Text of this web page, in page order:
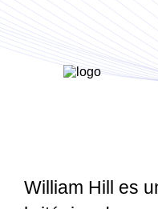
William Hill es